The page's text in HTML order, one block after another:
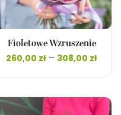
Fioletowe Wzruszenie
260,00 zł – 308,00 zł